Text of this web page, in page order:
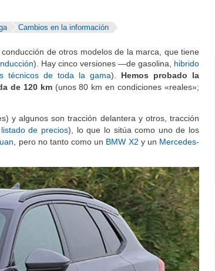
BUSCADOR
informaciones, fichas e
de otros modelos de la marca, que tiene
). Hay cinco versiones —de gasolina,hibrido
técnicos de toda la gama).Hemos probado la
y algunos son tracción delantera y otros, tracción
listado de precios ), lo que lo sitúa como uno de los